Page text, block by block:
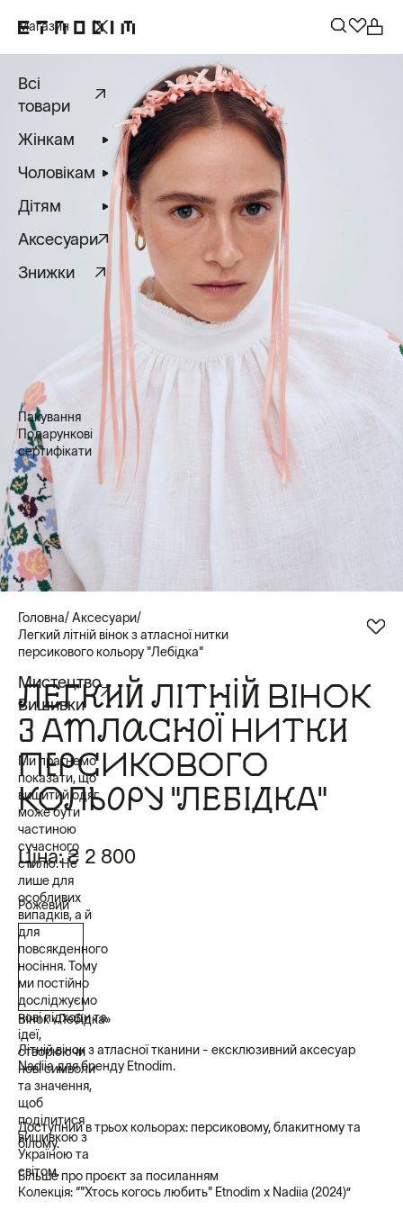
Головна Аксесуари
Легкий літній вінок з атласної нитки
персикового кольору "Лебідка"
ЛЕГКИЙ ЛІТНІЙ ВІНОК
З АТЛАСНОЇ НИТКИ
ПЕРСИКОВОГО
КОЛЬОРУ "ЛЕБІДКА"
Ціна:₴ 2 800
Рожевий
Вінок «Лебідка»
Літній вінок з атласної тканини - ексклюзивний аксесуар
Nadiiaдля бренду Etnodim.
Доступний в трьох кольорах: персиковому, блакитному та
білому.
Більше про проєкт за посиланням
Колекція: “"Хтось когось любить" Etnodim x Nadiia (2024)”
Магазин
Всі
товари
Жінкам
Чоловікам
Дітям
Аксесуари
Знижки
Пакування
Подарункові
сертифікати
Мистецтво
Вишивки
Ми прагнемо
показати, що
вишитий одяг
може бути
частиною
сучасного
стилю. Не
лише для
особливих
випадків, а й
для
повсякденного
носіння. Тому
ми постійно
досліджуємо
нові підходи та
ідеї,
створюючи
нові символи
та значення,
щоб
поділитися
вишивкою з
Україною та
світом.